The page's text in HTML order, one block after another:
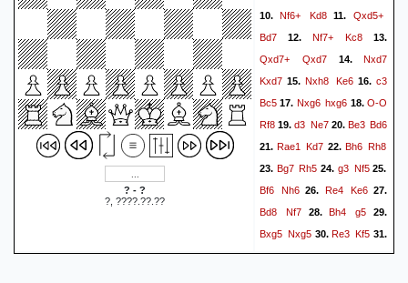
? - ?
?, ????.??.??
10.Nf6+ Kd811. Qxd5+
Bd7 12. Nf7+ Kc8 13.
Qxd7+
Qxd7 14.Nxd7
Kxd7 15.Nxh8 Ke616.c3
Bc5 17. Nxg6 hxg6 18.O-O
Rf8 19.d3 Ne720. Be3 Bd6
21.Rae1 Kd7 22. Bh6 Rh8
23. Bg7 Rh5 24. g3 Nf525.
Bf6
Nh6 26. Re4 Ke627.
Bd8
Nf728.Bh4 g5 29.
Bxg5 Nxg530.Re3 Kf5 31.
f3 Bc532.d4 exd433.Rd3